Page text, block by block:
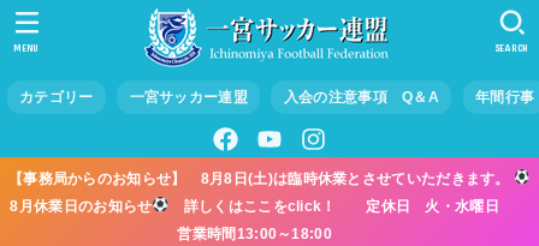
カテゴリー 一宮サッカー連盟 入会の注意事項 Q＆A 年間行事
SEARCH
MENU
【事務局からのお知らせ】 8月8日(土)は臨時休業とさせていただきます。
8月休業日のお知らせ
詳しくはここをclick！ 定休日 火・水曜日
営業時間13:00～18:00